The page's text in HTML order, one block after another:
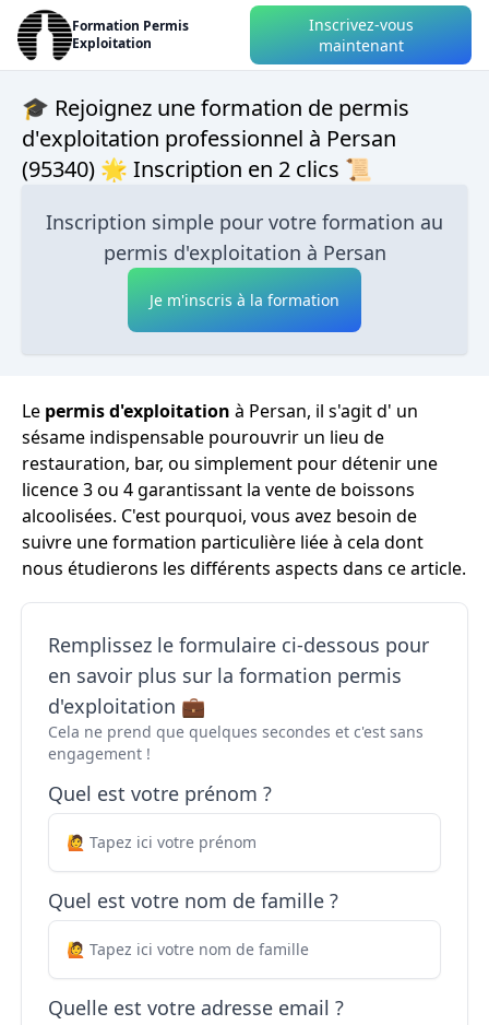
Formation Permis
Exploitation
Inscrivez-vous
maintenant
🎓 Rejoignez une formation de permis
d'exploitation professionnel à Persan
(95340) 🌟 Inscription en 2 clics 📜
Inscription simple pour votre formation au
permis d'exploitation à Persan
Je m'inscris à la formation
Le permis d'exploitation à Persan, il s'agit d' un
sésame indispensable pourouvrir un lieu de
restauration, bar, ou simplement pour détenir une
licence 3 ou 4 garantissant la vente de boissons
alcoolisées. C'est pourquoi, vous avez besoin de
suivre une formation particulière liée à cela dont
nous étudierons les différents aspects dans ce article.
Remplissez le formulaire ci-dessous pour
en savoir plus sur la formation permis
d'exploitation 💼
Cela ne prend que quelques secondes et c'est sans
engagement !
Quel est votre prénom ?
Quel est votre nom de famille ?
Quelle est votre adresse email ?